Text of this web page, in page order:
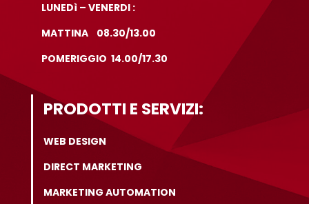
LUNEDì – VENERDI :
MATTINA 08.30/13.00
POMERIGGIO 14.00/17.30
PRODOTTI E SERVIZI:
WEB DESIGN
DIRECT MARKETING
MARKETING AUTOMATION